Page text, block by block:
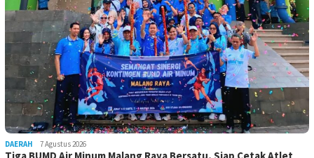
DAERAH 7 Agustus 2026
Tiga BUMD Air Minum Malang Raya Bersatu, Siap Cetak Atlet